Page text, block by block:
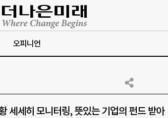
오피니언
세세히 모니터링, 뜻있는 기업의 펀드 받아